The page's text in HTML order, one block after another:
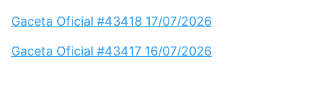
Gaceta Oficial #43418 17/07/2026
Gaceta Oficial #43417 16/07/2026